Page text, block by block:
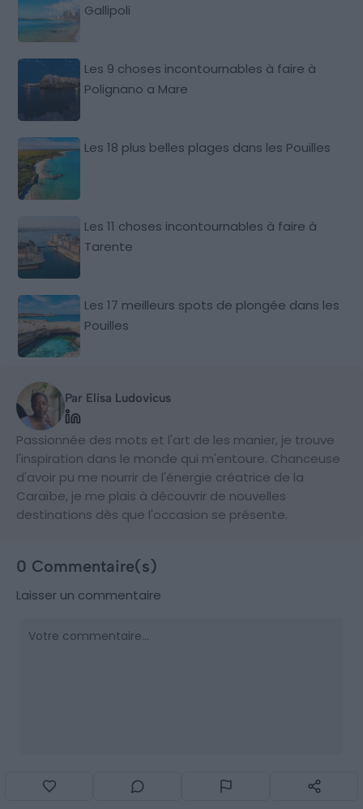
Gallipoli
Les 9 choses incontournables à faire à
Polignano a Mare
Les 18 plus belles plages dans les Pouilles
Les 11 choses incontournables à faire à
Tarente
Les 17 meilleurs spots de plongée dans les
Pouilles
Par Elisa Ludovicus
Passionnée des mots et l'art de les manier, je trouve
l'inspiration dans le monde qui m'entoure. Chanceuse
d'avoir pu me nourrir de l'énergie créatrice de la
Caraïbe, je me plais à découvrir de nouvelles
destinations dès que l'occasion se présente.
0 Commentaire(s)
Laisser un commentaire